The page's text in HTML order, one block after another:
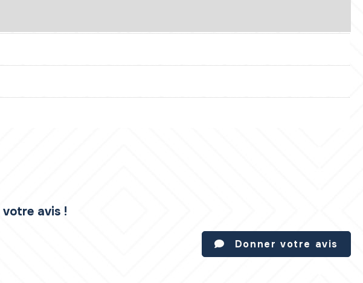
avis !
Donner votre avis